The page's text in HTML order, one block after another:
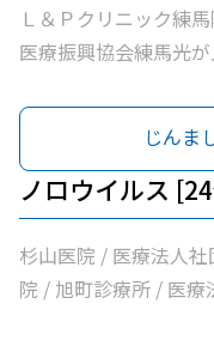
ック / 医療法人社団
馬光が丘内科内視鏡
クリニック / 医療法
療法人社団裕仁会鈴
松医院 / 医療法人社
丘南佐藤医院 / ささ
会加藤医院 / 髙鳥医
ック
Ｌ＆Ｐクリニック練
医療振興協会練馬光
松５丁目皮フ科 / のぎ
じんま
ノロウイルス
杉山医院 / 医療法人
院 / 旭町診療所 / 医療